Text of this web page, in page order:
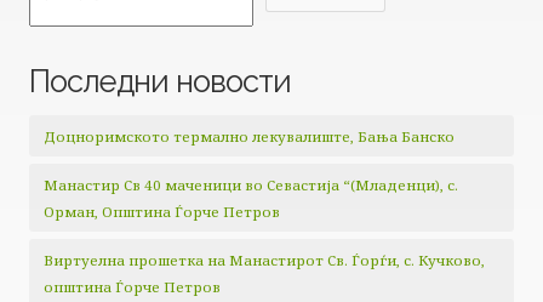
Последни новости
Доцноримското термално лекувалиште, Бања Банско
Манастир Св 40 маченици во Севастија “(Младенци), с.
Орман, Општина Ѓорче Петров
Виртуелна прошетка на Манастирот Св. Ѓорѓи, с. Кучково,
општина Ѓорче Петров